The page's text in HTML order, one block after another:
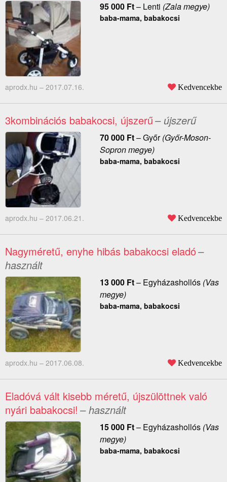
95 000 Ft– Lenti (Zala megye)
baba-mama, babakocsi
aprodx.hu – 2017.07.16. Kedvencekbe
3kombinációs babakocsi, újszerű– újszerű
70 000 Ft–Győr(Győr-Moson-
Sopron megye)
baba-mama, babakocsi
aprodx.hu – 2017.06.21. Kedvencekbe
Nagyméretű, enyhe hibás babakocsi eladó–
használt
13 000 Ft– Egyházashollós(Vas
megye)
baba-mama, babakocsi
aprodx.hu – 2017.06.08. Kedvencekbe
Eladóvá vált kisebb méretű, újszülöttnek való
nyári babakocsi! – használt
15 000 Ft– Egyházashollós(Vas
megye)
baba-mama, babakocsi